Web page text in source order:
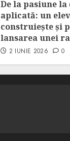
De la pasiune
aplicată: un
construiește și
lansarea unei
2 IUNIE 2026 0